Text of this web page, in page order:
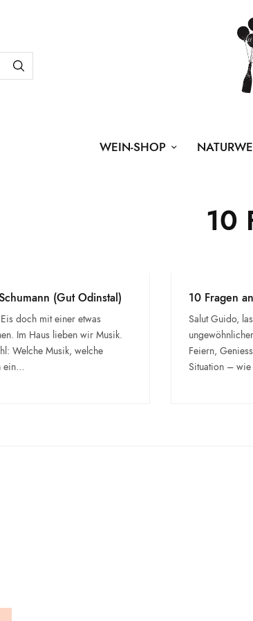
WEIN-SHOP
10
(Gut Odinstal)
doch mit einer etwas
Im Haus lieben wir Musik.
Welche Musik, welche
ein…
10 Fragen
Salut Guido,
Feiern,
Situation –